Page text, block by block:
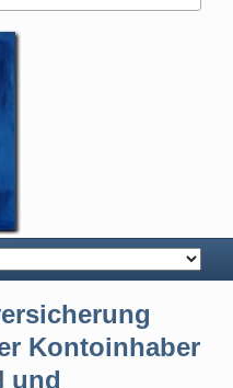
Kontoinhaber
und